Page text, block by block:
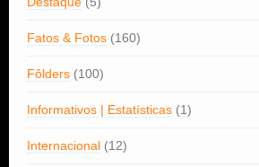
Fatos & Fotos (160)
Fôlders (100)
Informativos | Estatísticas (1)
Internacional (12)